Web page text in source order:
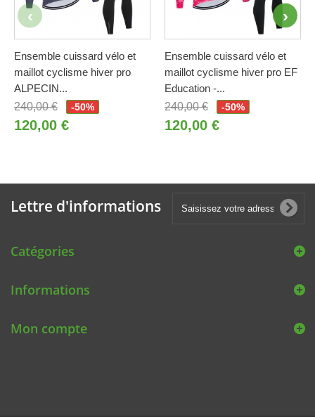
Ensemble cuissard vélo et
maillot cyclisme hiver pro
ALPECIN...
240,00 €
-50%
120,00 €
Ensemble cuissard vélo et
maillot cyclisme hiver pro EF
Education -...
240,00 €
-50%
120,00 €
Lettre d'informations
Catégories
Informations
Mon compte